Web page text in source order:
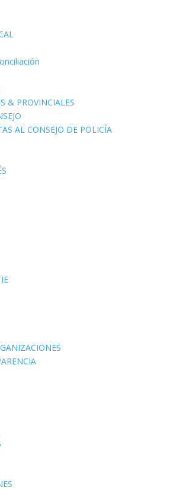
& PROVINCIALES
AL CONSEJO DE POLICÍA